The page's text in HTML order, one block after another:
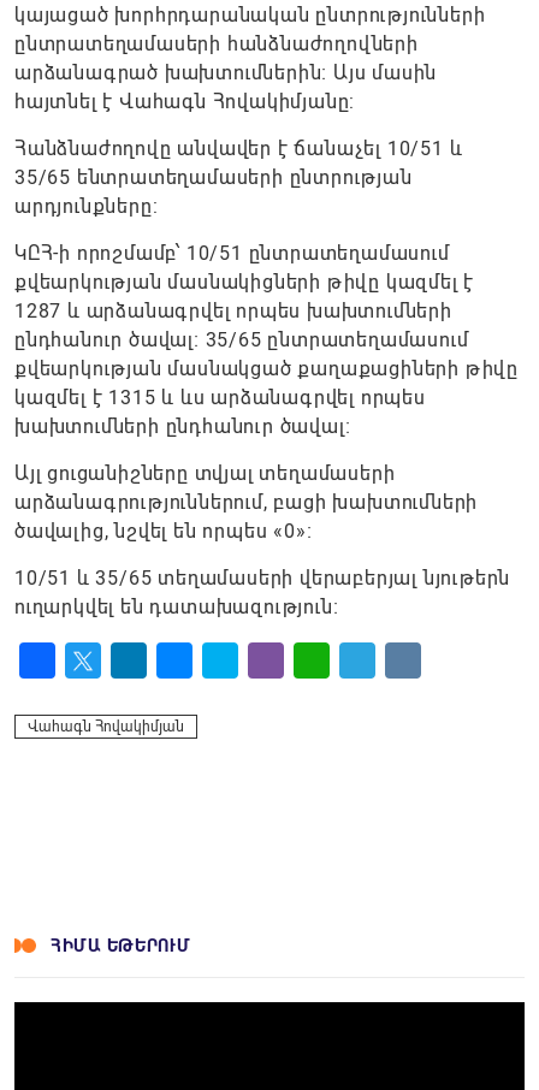
կայացած խորհրդարանական ընտրությունների
ընտրատեղամասերի հանձնաժողովների
արձանագրած խախտումներին։ Այս մասին
հայտնել է Վահագն Հովակիմյանը:
Հանձնաժողովը անվավեր է ճանաչել 10/51 և
35/65 ենտրատեղամասերի ընտրության
արդյունքները:
ԿԸՀ-ի որոշմամբ՝ 10/51 ընտրատեղամասում
քվեարկության մասնակիցների թիվը կազմել է
1287 և արձանագրվել որպես խախտումների
ընդհանուր ծավալ։ 35/65 ընտրատեղամասում
քվեարկության մասնակցած քաղաքացիների թիվը
կազմել է 1315 և ևս արձանագրվել որպես
խախտումների ընդհանուր ծավալ։
Այլ ցուցանիշները տվյալ տեղամասերի
արձանագրություններում, բացի խախտումների
ծավալից, նշվել են որպես «0»։
10/51 և 35/65 տեղամասերի վերաբերյալ նյութերն
ուղարկվել են դատախազություն։
Վահագն Հովակիմյան
ՀԻՄԱ ԵԹԵՐՈՒՄ